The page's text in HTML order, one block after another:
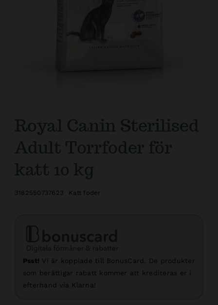
Royal Canin Sterilised
Adult Torrfoder för
katt 10 kg
3182550737623 Katt foder
Psst! Vi är kopplade till BonusCard. De produkter
som berättigar rabatt kommer att krediteras er i
efterhand via Klarna!